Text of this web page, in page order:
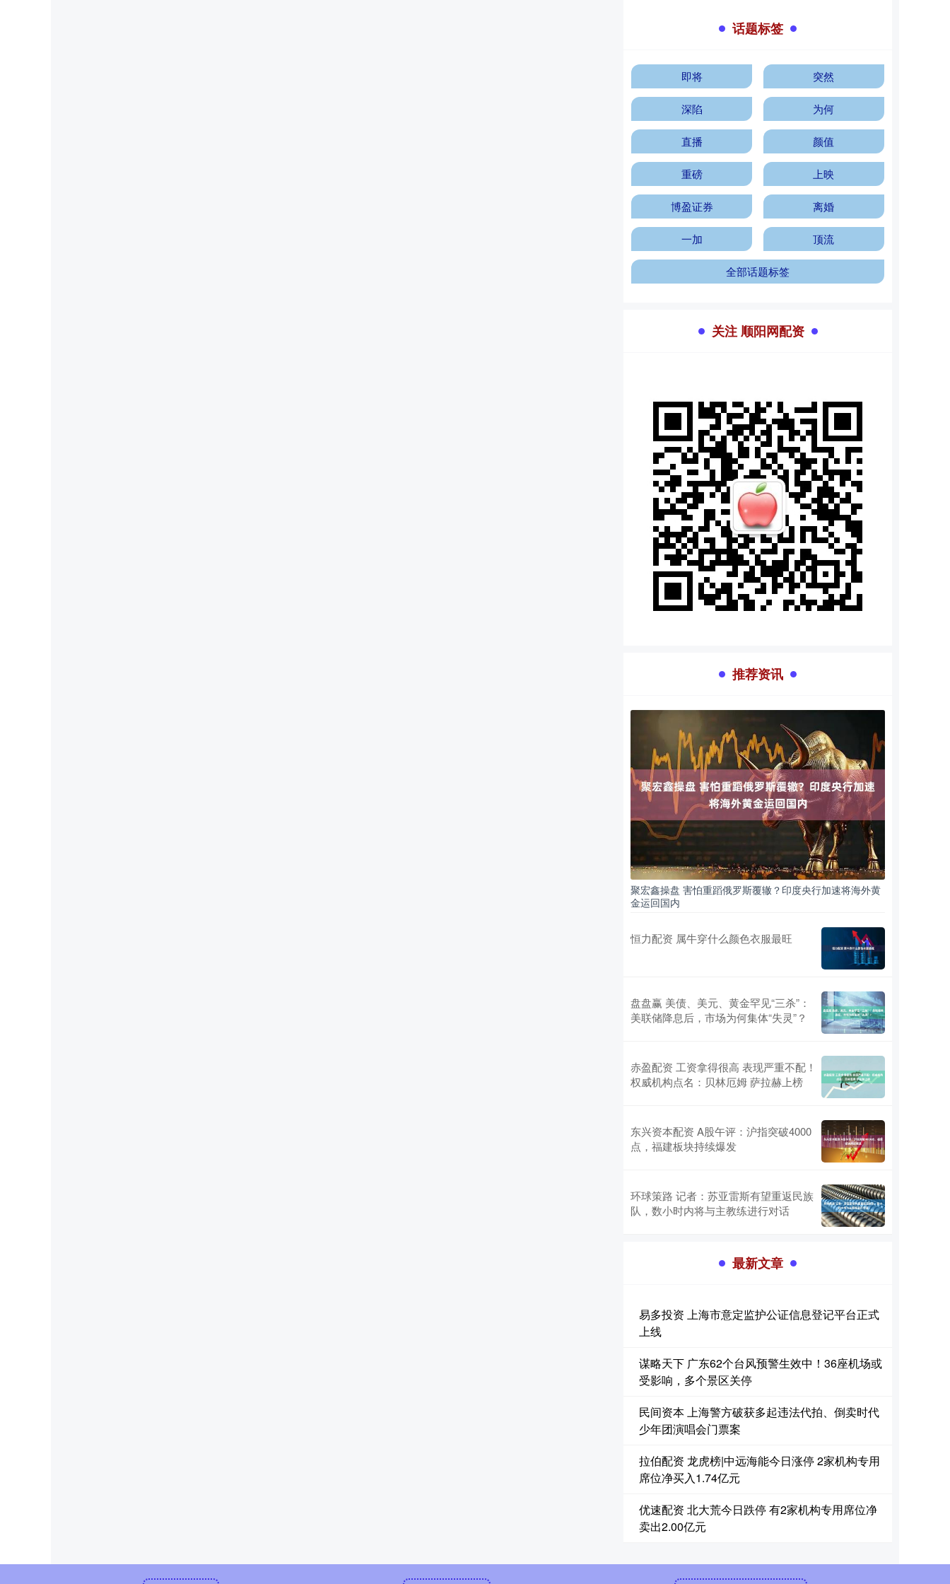
话题标签
即将 突然
深陷 为何
直播 颜值
重磅 上映
博盈证券 离婚
一加 顶流
全部话题标签
关注 顺阳网配资
推荐资讯
聚宏鑫操盘 害怕重蹈俄罗斯覆辙？印度央行加速将海外黄
金运回国内
恒力配资 属牛穿什么颜色衣服最旺
盘盘赢 美债、美元、黄金罕见“三杀”：
美联储降息后，市场为何集体“失灵”？
赤盈配资 工资拿得很高 表现严重不配！
权威机构点名：贝林厄姆 萨拉赫上榜
东兴资本配资 A股午评：沪指突破4000
点，福建板块持续爆发
环球策路 记者：苏亚雷斯有望重返民族
队，数小时内将与主教练进行对话
最新文章
易多投资 上海市意定监护公证信息登记平台正式
上线
谋略天下 广东62个台风预警生效中！36座机场或
受影响，多个景区关停
民间资本 上海警方破获多起违法代拍、倒卖时代
少年团演唱会门票案
拉伯配资 龙虎榜|中远海能今日涨停 2家机构专用
席位净买入1.74亿元
优速配资 北大荒今日跌停 有2家机构专用席位净
卖出2.00亿元